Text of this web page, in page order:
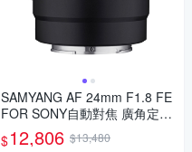
SAMYANG AF 24mm F1.8 FE
FOR SONY自動對焦 廣角定焦
鏡頭 (公司貨)
$12,806 $13,480